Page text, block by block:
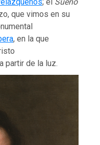
que vimos en su
, en la que
partir de la luz.